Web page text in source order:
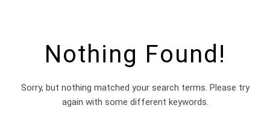
Nothing Found!
Sorry, but nothing matched your search terms. Please try
again with some different keywords.